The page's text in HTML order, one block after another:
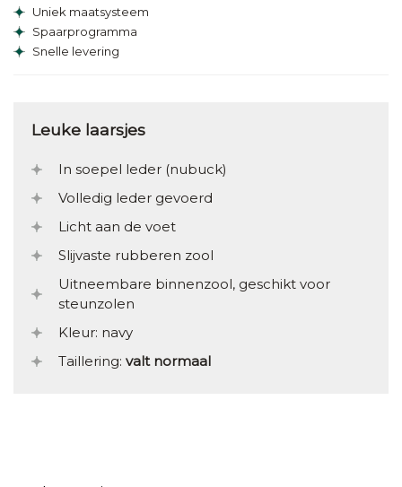
Uniek maatsysteem
Spaarprogramma
Snelle levering
Leuke laarsjes
In soepel leder (nubuck)
Volledig leder gevoerd
Licht aan de voet
Slijvaste rubberen zool
Uitneembare binnenzool, geschikt voor
steunzolen
Kleur: navy
Taillering: valt normaal